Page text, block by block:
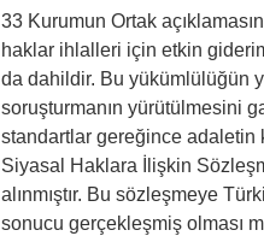
33 Kurumun Ortak
haklar ihlalleri için etkin
da dahildir. Bu yükümlülüğün
soruşturmanın yürütülmesini
standartlar gereğince adaletin
Siyasal Haklara İlişkin
alınmıştır. Bu sözleşmeye
sonucu gerçekleşmiş olması